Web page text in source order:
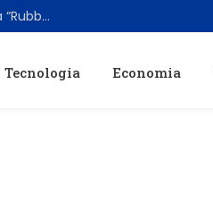
Fenix Flexin confirma uso de IA na produção da música “Rubberz” após polêmica
Tecnologia Economia